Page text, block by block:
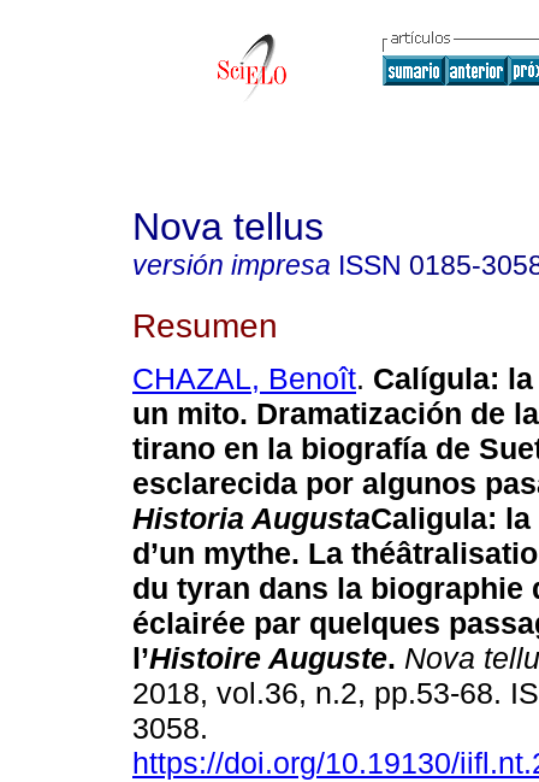
Nova tellus
versión impresa ISSN 0185-
Resumen
CHAZAL, Benoît. Calígula:
un mito. Dramatización de
tirano en la biografía de
esclarecida por algunos
Historia AugustaCaligula:
d’un mythe. La
du tyran dans la biographie
éclairée par quelques
l’Histoire Auguste. Nova
2018, vol.36, n.2, pp.53-68.
3058.
https://doi.org/10.19130/